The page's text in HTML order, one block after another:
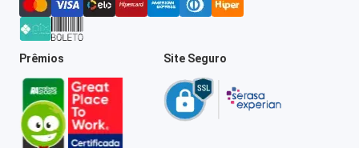
Prêmios Site Seguro